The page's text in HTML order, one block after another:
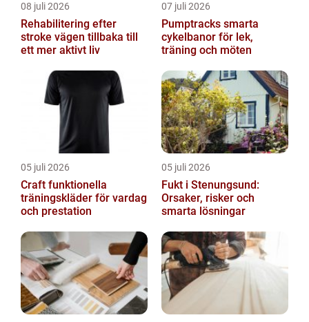
08 juli 2026
Rehabilitering efter
stroke vägen tillbaka till
ett mer aktivt liv
07 juli 2026
Pumptracks smarta
cykelbanor för lek,
träning och möten
05 juli 2026
Craft funktionella
träningskläder för vardag
och prestation
05 juli 2026
Fukt i Stenungsund:
Orsaker, risker och
smarta lösningar